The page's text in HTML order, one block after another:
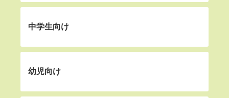
中学生向け
幼児向け